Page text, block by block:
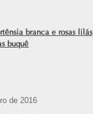
branca e rosas lilás
buquê
de 2016